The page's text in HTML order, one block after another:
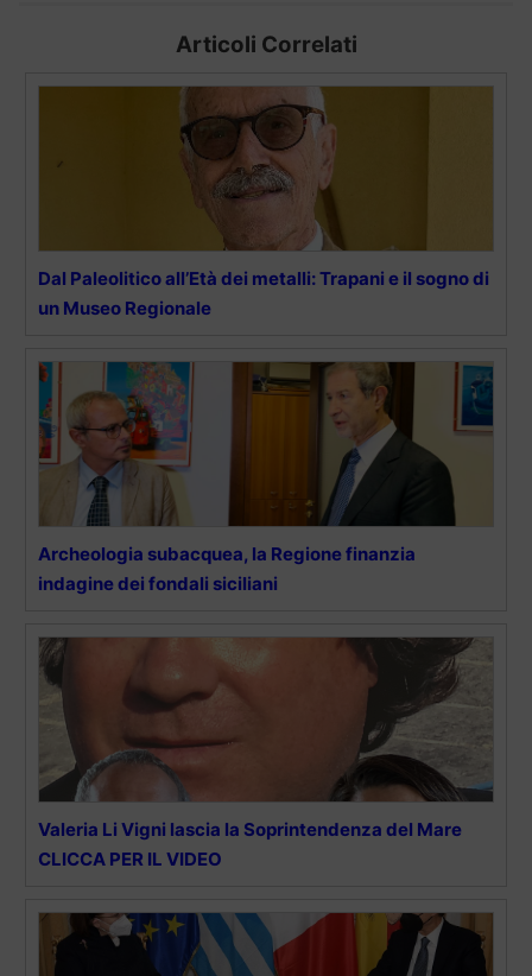
Articoli Correlati
Dal Paleolitico all’Età dei metalli: Trapani e il sogno di
un Museo Regionale
Archeologia subacquea, la Regione finanzia
indagine dei fondali siciliani
Valeria Li Vigni lascia la Soprintendenza del Mare
CLICCA PER IL VIDEO